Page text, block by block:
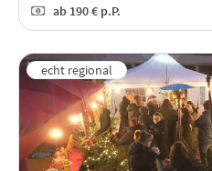
ab190 € p.P.